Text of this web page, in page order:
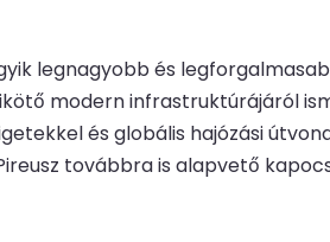
legnagyobb és
modern infrastruktúrájáról
és globális hajózási
továbbra is alapvető